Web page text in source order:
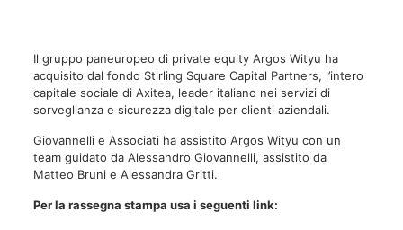
Il gruppo paneuropeo di private equity Argos Wityu ha
acquisito dal fondo Stirling Square Capital Partners, l’intero
capitale sociale di Axitea, leader italiano nei servizi di
sorveglianza e sicurezza digitale per clienti aziendali.
Giovannelli e Associati ha assistito Argos Wityu con un
team guidato da Alessandro Giovannelli, assistito da
Matteo Bruni e Alessandra Gritti.
Per la rassegna stampa usa i seguenti link: